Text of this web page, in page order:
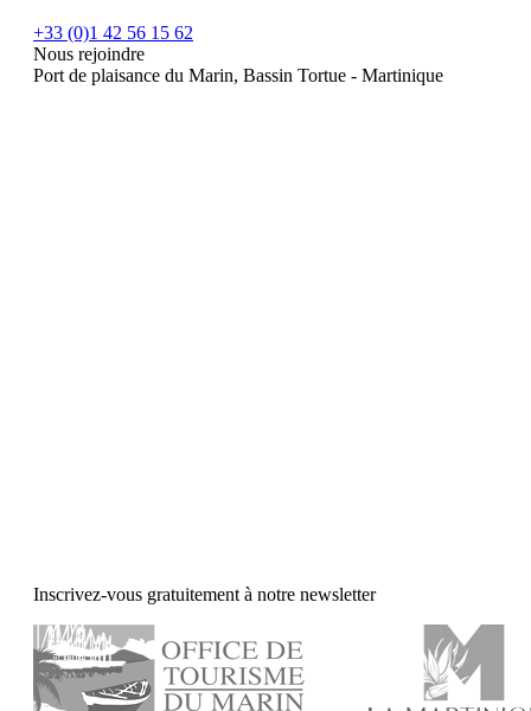
+33 (0)1 42 56 15 62
Nous rejoindre
Port de plaisance du Marin, Bassin Tortue - Martinique
Inscrivez-vous gratuitement à notre newsletter